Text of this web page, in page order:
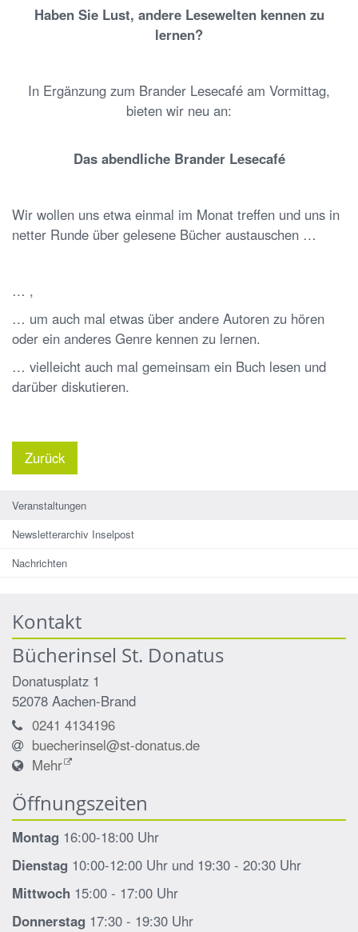
Haben Sie Lust, andere Lesewelten kennen zu
lernen?
In Ergänzung zum Brander Lesecafé am Vormittag,
bieten wir neu an:
Das abendliche Brander Lesecafé
Wir wollen uns etwa einmal im Monat treffen und uns in
netter Runde über gelesene Bücher austauschen …
… ,
… um auch mal etwas über andere Autoren zu hören
oder ein anderes Genre kennen zu lernen.
… vielleicht auch mal gemeinsam ein Buch lesen und
darüber diskutieren.
Zurück
Veranstaltungen
Newsletterarchiv Inselpost
Nachrichten
Kontakt
Bücherinsel St. Donatus
Donatusplatz 1
52078 Aachen-Brand
0241 4134196
buecherinsel@st-donatus.de
Mehr
Öffnungszeiten
Montag 16:00-18:00 Uhr
Dienstag 10:00-12:00 Uhr und 19:30 - 20:30 Uhr
Mittwoch 15:00 - 17:00 Uhr
Donnerstag 17:30 - 19:30 Uhr